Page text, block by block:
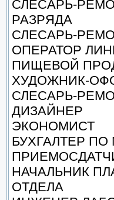
СЛЕСАРЬ-
РАЗРЯДА
СЛЕСАРЬ-
ОПЕРАТОР
ПИЩЕВОЙ
ХУДОЖНИК-
СЛЕСАРЬ-
ДИЗАЙНЕР
ЭКОНОМИСТ
БУХГАЛТЕР
НАЧАЛЬНИК
ОТДЕЛА